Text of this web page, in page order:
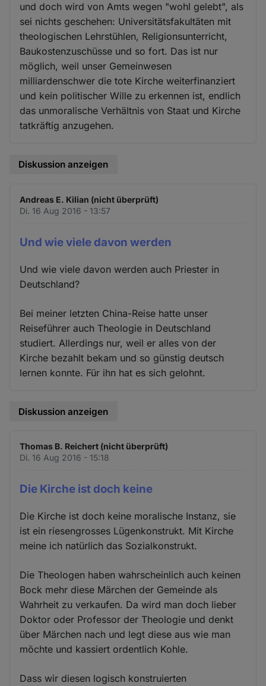
und doch wird von Amts wegen "wohl gelebt", als
sei nichts geschehen: Universitätsfakultäten mit
theologischen Lehrstühlen, Religionsunterricht,
Baukostenzuschüsse und so fort. Das ist nur
möglich, weil unser Gemeinwesen
milliardenschwer die tote Kirche weiterfinanziert
und kein politischer Wille zu erkennen ist, endlich
das unmoralische Verhältnis von Staat und Kirche
tatkräftig anzugehen.
Diskussion anzeigen
Andreas E. Kilian (nicht überprüft)
Di. 16 Aug 2016 - 13:57
Und wie viele davon werden
Und wie viele davon werden auch Priester in
Deutschland?
Bei meiner letzten China-Reise hatte unser
Reiseführer auch Theologie in Deutschland
studiert. Allerdings nur, weil er alles von der
Kirche bezahlt bekam und so günstig deutsch
lernen konnte. Für ihn hat es sich gelohnt.
Diskussion anzeigen
Thomas B. Reichert (nicht überprüft)
Di. 16 Aug 2016 - 15:18
Die Kirche ist doch keine
Die Kirche ist doch keine moralische Instanz, sie
ist ein riesengrosses Lügenkonstrukt. Mit Kirche
meine ich natürlich das Sozialkonstrukt.
Die Theologen haben wahrscheinlich auch keinen
Bock mehr diese Märchen der Gemeinde als
Wahrheit zu verkaufen. Da wird man doch lieber
Doktor oder Professor der Theologie und denkt
über Märchen nach und legt diese aus wie man
möchte und kassiert ordentlich Kohle.
Dass wir diesen logisch konstruierten